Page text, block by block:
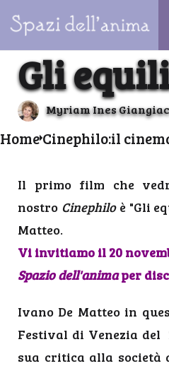
Gli
Myriam Ines
HomeCinephilo:il
Il primo film che
nostro Cinephiloè "Gli
Matteo.
Vi invitiamo il 20
Spazio dell'animaper
Ivano De Matteo in
Festival di Venezia del
sua critica alla